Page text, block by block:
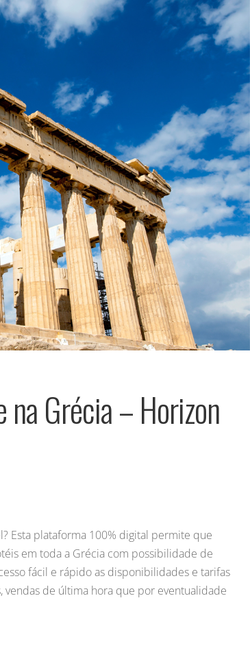
Grécia – Horizon
Esta plataforma 100% digital permite que
em toda a Grécia com possibilidade de
fácil e rápido as disponibilidades e tarifas
vendas de última hora que por eventualidade